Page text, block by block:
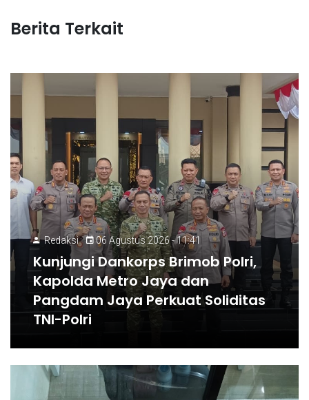
Berita Terkait
Redaksi 06 Agustus 2026 - 11:41
Kunjungi Dankorps Brimob Polri,
Kapolda Metro Jaya dan
Pangdam Jaya Perkuat Soliditas
TNI-Polri